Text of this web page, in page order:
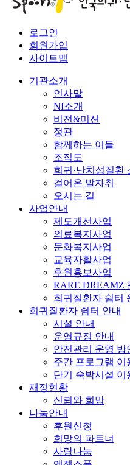
로그인
회원가입
사이트맵
기관소개
인사말
NI소개
비전&미션
정관
함께하는 이들
조직도
희귀·난치성질환
걸어온 발자취
오시는 길
사업안내
제도개선사업
의료복지사업
문화복지사업
교육자활사업
후원홍보사업
RARE DREAMZ
희귀질환자 쉼터
희귀질환자 쉼터 안내
시설 안내
운영규정 안내
안전관리 운영 방
주간 프로그램 이
단기 숙박시설 이
재정현황
신뢰와 희망
나눔안내
후원신청
희망의 파트너
사랑나눔